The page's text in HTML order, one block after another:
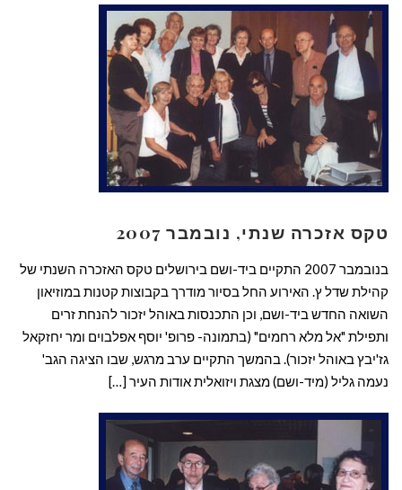
קרא עוד ←
טקס אזכרה שנתי, נובמבר 2007
בנובמבר 2007 התקיים ביד-ושם בירושלים טקס האזכרה השנתי של
קהילת שדל ץ. האירוע החל בסיור מודרך בקבוצות קטנות במוזיאון
השואה החדש ביד-ושם, וכן התכנסות באוהל יזכור להנחת זרים
ותפילת "אל מלא רחמים" (בתמונה- פרופ' יוסף אפלבוים ומר יחזקאל
גז'יבץ באוהל יזכור). בהמשך התקיים ערב מרגש, שבו הציגה הגב'
נעמה גליל (מיד-ושם) מצגת ויזואלית אודות העיר […]
קרא עוד ←